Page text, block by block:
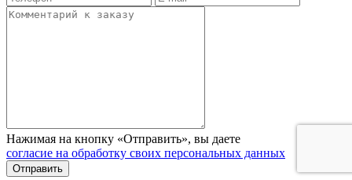
Нажимая на кнопку «Отправить», вы даете
согласие на обработку своих персональных данных
Отправить